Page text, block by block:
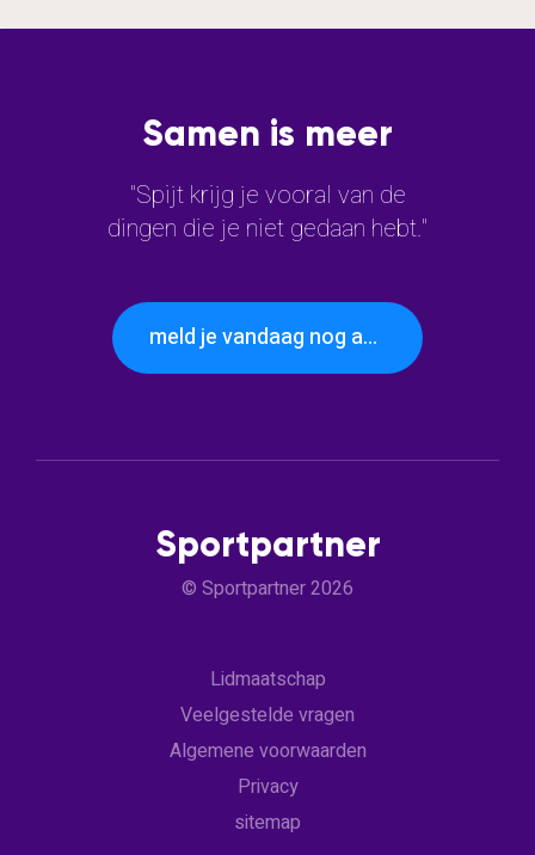
Samen is meer
"Spijt krijg je vooral van de
dingen die je niet gedaan hebt."
meld je vandaag nog aan
Sportpartner
© Sportpartner 2026
Lidmaatschap
Veelgestelde vragen
Algemene voorwaarden
Privacy
sitemap